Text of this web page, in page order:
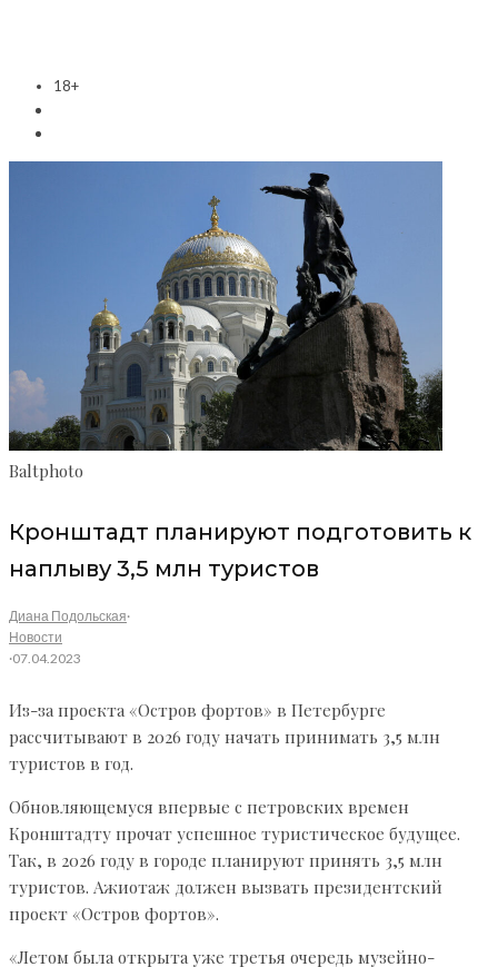
18+
Baltphoto
Кронштадт планируют подготовить к
наплыву 3,5 млн туристов
Диана Подольская·
Новости
·07.04.2023
Из-за проекта «Остров фортов» в Петербурге
рассчитывают в 2026 году начать принимать 3,5 млн
туристов в год.
Обновляющемуся впервые с петровских времен
Кронштадту прочат успешное туристическое будущее.
Так, в 2026 году в городе планируют принять 3,5 млн
туристов. Ажиотаж должен вызвать президентский
проект «Остров фортов».
«Летом была открыта уже третья очередь музейно-